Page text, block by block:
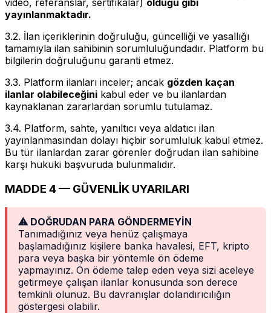
video, referanslar, sertifikalar) olduğu gibi
yayınlanmaktadır.
3.2. İlan içeriklerinin doğruluğu, güncelliği ve yasallığı
tamamıyla ilan sahibinin sorumluluğundadır. Platform bu
bilgilerin doğruluğunu garanti etmez.
3.3. Platform ilanları inceler; ancak gözden kaçan
ilanlar olabileceğini kabul eder ve bu ilanlardan
kaynaklanan zararlardan sorumlu tutulamaz.
3.4. Platform, sahte, yanıltıcı veya aldatıcı ilan
yayınlanmasından dolayı hiçbir sorumluluk kabul etmez.
Bu tür ilanlardan zarar görenler doğrudan ilan sahibine
karşı hukuki başvuruda bulunmalıdır.
MADDE 4 — GÜVENLİK UYARILARI
⚠ DOĞRUDAN PARA GÖNDERMEYİN
Tanımadığınız veya henüz çalışmaya
başlamadığınız kişilere banka havalesi, EFT, kripto
para veya başka bir yöntemle ön ödeme
yapmayınız. Ön ödeme talep eden veya sizi aceleye
getirmeye çalışan ilanlar konusunda son derece
temkinli olunuz. Bu davranışlar dolandırıcılığın
göstergesi olabilir.